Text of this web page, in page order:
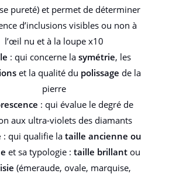
pureté) et permet de déterminer
d’inclusions visibles ou non à
l’œil nu et à la loupe x10
: qui concerne la symétrie, les
et la qualité du polissage de la
pierre
: qui évalue le degré de
aux ultra-violets des diamants
: qui qualifie la taille ancienne ou
et sa typologie : taille brillant ou
(émeraude, ovale, marquise,